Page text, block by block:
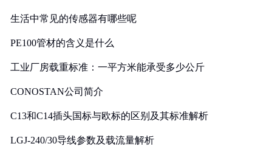
生活中常见的传感器有哪些呢
PE100管材的含义是什么
工业厂房载重标准：一平方米能承受多少公斤
CONOSTAN公司简介
C13和C14插头国标与欧标的区别及其标准解析
LGJ-240/30导线参数及载流量解析